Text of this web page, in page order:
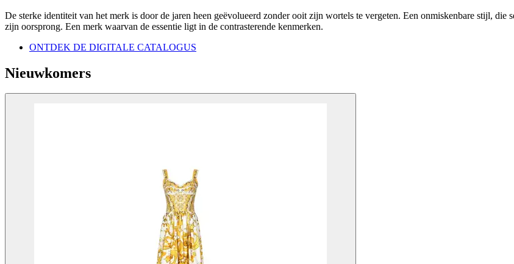
De sterke identiteit van het merk is door de jaren heen geëvolueerd zonder ooit zijn wortels te vergeten. Een onmiskenbare stijl, die
zijn oorsprong. Een merk waarvan de essentie ligt in de contrasterende kenmerken.
ONTDEK DE DIGITALE CATALOGUS
Nieuwkomers